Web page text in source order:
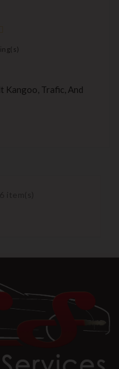
Kangoo, Trafic, And